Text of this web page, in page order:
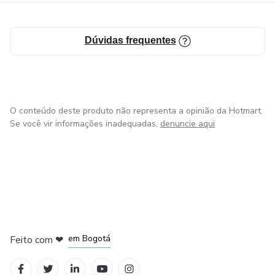
Dúvidas frequentes
O conteúdo deste produto não representa a opinião da Hotmart.
Se você vir informações inadequadas, denuncie aqui
Feito com ❤ em Bogotá